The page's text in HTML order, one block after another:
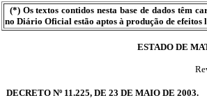
(*) Os textos contidos nesta base de dados têm
no Diário Oficial estão aptos à produção de efeitos
ESTADO DE
DECRETO Nº 11.225, DE 23 DE MAIO DE 2003.